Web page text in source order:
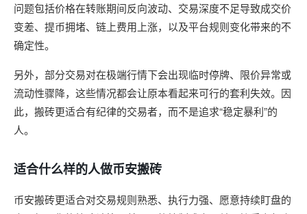
问题包括价格在转账期间反向波动、交易深度不足导致成交价
变差、提币拥堵、链上费用上涨，以及平台规则变化带来的不
确定性。
另外，部分交易对在极端行情下会出现临时停牌、限价异常或
流动性骤降，这些情况都会让原本看起来可行的套利失效。因
此，搬砖更适合有纪律的交易者，而不是追求“稳定暴利”的
人。
适合什么样的人做币安搬砖
币安搬砖更适合对交易规则熟悉、执行力强、愿意持续盯盘的